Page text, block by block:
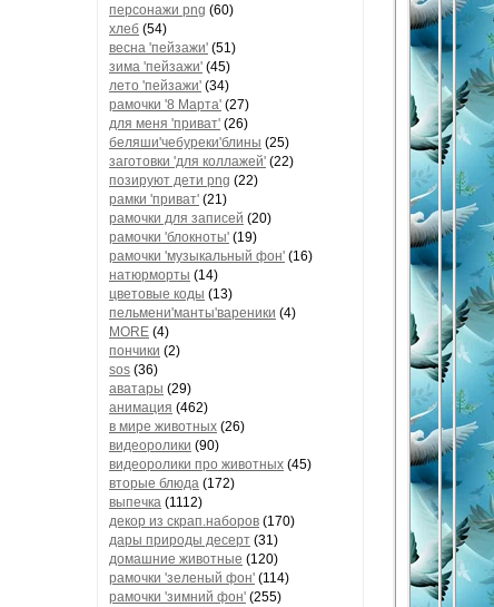
персонажи png (60)
хлеб (54)
весна 'пейзажи' (51)
зима 'пейзажи' (45)
лето 'пейзажи' (34)
рамочки '8 Марта' (27)
для меня 'приват' (26)
беляши'чебуреки'блины (25)
заготовки 'для коллажей' (22)
позируют дети png (22)
рамки 'приват' (21)
рамочки для записей (20)
рамочки 'блокноты' (19)
рамочки 'музыкальный фон' (16)
натюрморты (14)
цветовые коды (13)
пельмени'манты'вареники (4)
MORE (4)
пончики (2)
sos (36)
аватары (29)
анимация (462)
в мире животных (26)
видеоролики (90)
видеоролики про животных (45)
вторые блюда (172)
выпечка (1112)
декор из скрап.наборов (170)
дары природы десерт (31)
домашние животные (120)
рамочки 'зеленый фон' (114)
рамочки 'зимний фон' (255)